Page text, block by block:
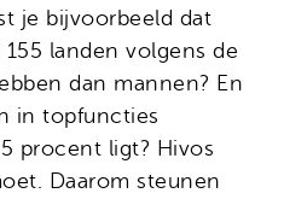
je bijvoorbeeld dat
landen volgens de
dan mannen? En
in topfuncties
procent ligt? Hivos
Daarom steunen